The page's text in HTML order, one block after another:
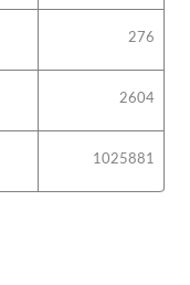
276
2604
1025881